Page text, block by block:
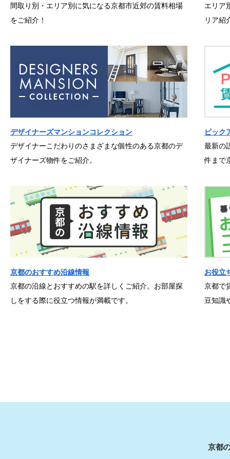
間取り別・エリア別に気になる京都市近郊の賃料相場
をご紹介！
エリア
リア紹
デザイナーズマンションコレクション
デザイナーこだわりのさまざまな個性のある京都のデ
ザイナーズ物件をご紹介。
ピック
最新の
件まで
京都のおすすめ沿線情報
京都の沿線とおすすめの駅を詳しくご紹介。お部屋探
しをする際に役立つ情報が満載です。
お役立
京都で
豆知識
京都